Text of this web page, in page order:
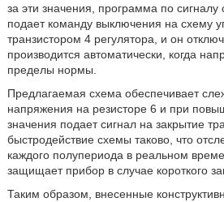
за эти значения, программа по сигналу
подает команду выключения на схему
транзистором 4 регулятора, и он
производится автоматически, когда
пределы нормы.
Предлагаемая схема обеспечивает
напряжения на резисторе 6 и при
значения подает сигнал на закрытие
быстродействие схемы таково, что
каждого полупериода в реальном
защищает прибор в случае короткого
Таким образом, внесенные